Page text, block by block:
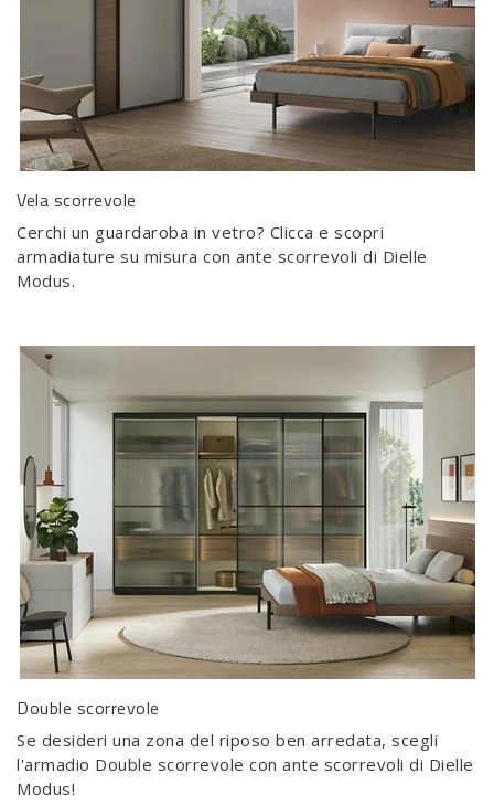
Vela scorrevole
Cerchi un guardaroba in vetro? Clicca e scopri
armadiature su misura con ante scorrevoli di Dielle
Modus.
Double scorrevole
Se desideri una zona del riposo ben arredata, scegli
l'armadio Double scorrevole con ante scorrevoli di Dielle
Modus!